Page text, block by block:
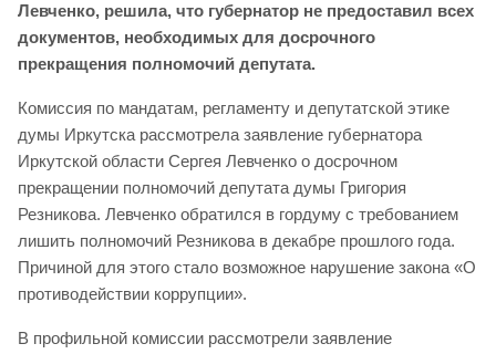
Левченко, решила, что губернатор не предоставил всех
документов, необходимых для досрочного
прекращения полномочий депутата.
Комиссия по мандатам, регламенту и депутатской этике
думы Иркутска рассмотрела заявление губернатора
Иркутской области Сергея Левченко о досрочном
прекращении полномочий депутата думы Григория
Резникова. Левченко обратился в гордуму с требованием
лишить полномочий Резникова в декабре прошлого года.
Причиной для этого стало возможное нарушение закона «О
противодействии коррупции».
В профильной комиссии рассмотрели заявление